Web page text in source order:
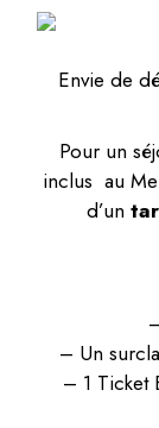
Envie de
Pour un
inclus au
d’un
– Un
– 1 Ticket